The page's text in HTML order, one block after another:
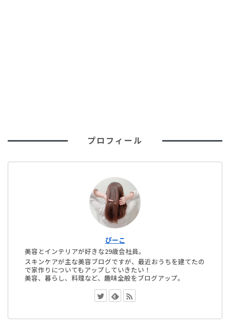
プロフィール
ぴーこ
美容とインテリアが好きな29歳会社員。
スキンケアが主な美容ブログですが、最近おうちを建てたの
で家作りについてもアップしていきたい！
美容、暮らし、料理など、趣味全般をブログアップ。